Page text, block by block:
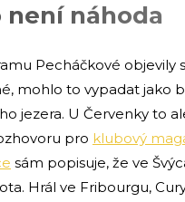
není náhoda
Pecháčkové objevily
mohlo to vypadat jako
jezera. U Červenky to
pro klubový
sám popisuje, že ve
Hrál ve Fribourgu,